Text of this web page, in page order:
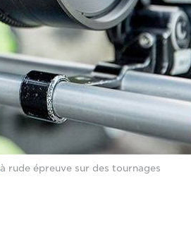
à rude épreuve sur des tournages